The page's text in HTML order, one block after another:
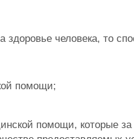
здоровье человека, то
помощи;
помощи, которые за